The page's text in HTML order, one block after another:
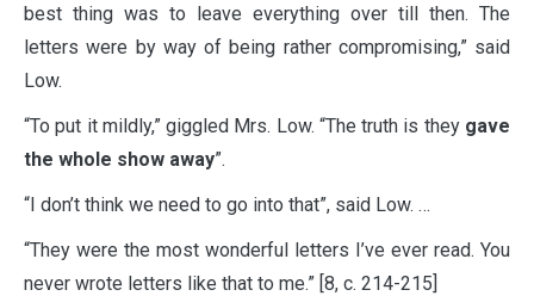
best thing was to leave everything over till then. The
letters were by way of being rather compromising,” said
Low.
“To put it mildly,” giggled Mrs. Low. “The truth is they gave
the whole show away”.
“I don’t think we need to go into that”, said Low. …
“They were the most wonderful letters I’ve ever read. You
never wrote letters like that to me.” [8, c. 214-215]